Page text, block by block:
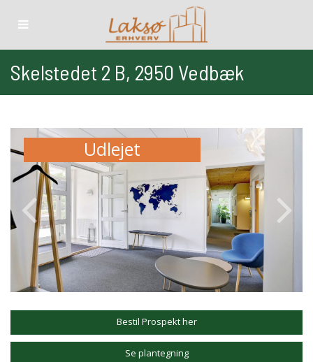
Skelstedet 2 B, 2950 Vedbæk
Udlejet
Bestil Prospekt her
Se plantegning